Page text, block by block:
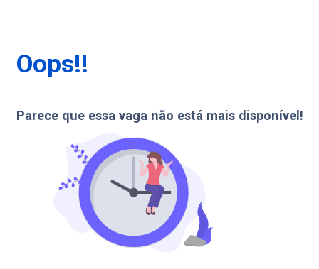
Oops!!
Parece que essa vaga não está mais disponível!